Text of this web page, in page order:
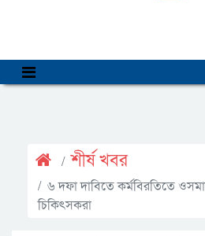
শীর্ষ খবর
৬ দফা দাবিতে কর্মবিরতিতে
চিকিৎসকরা